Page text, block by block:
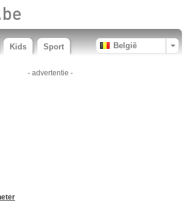
Kids Sport België
- advertentie -